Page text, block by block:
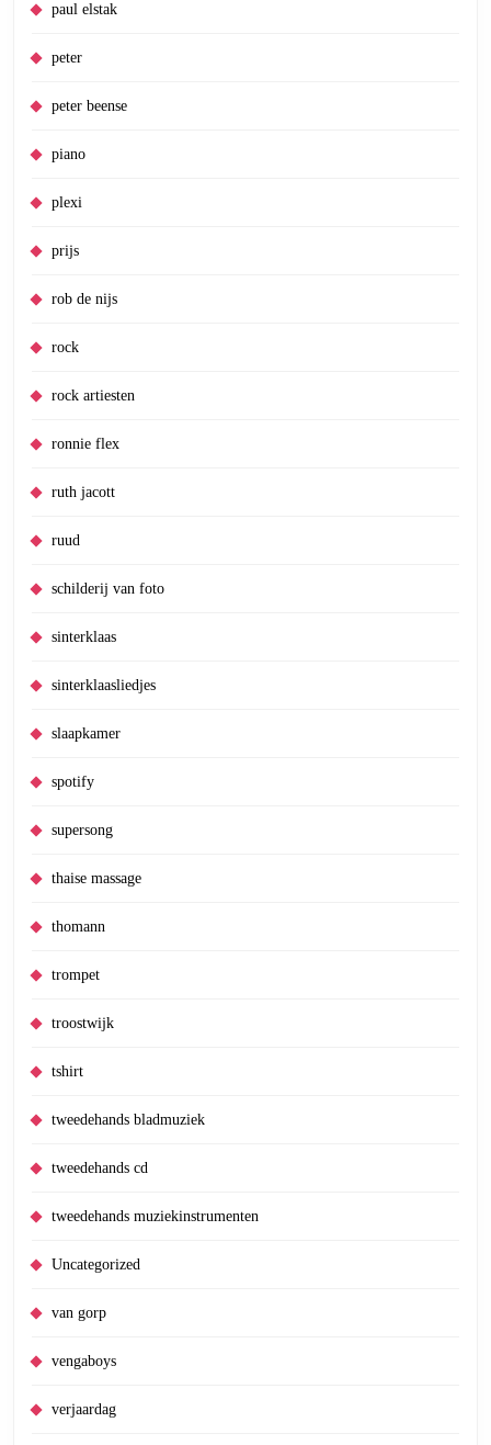
paul elstak
peter
peter beense
piano
plexi
prijs
rob de nijs
rock
rock artiesten
ronnie flex
ruth jacott
ruud
schilderij van foto
sinterklaas
sinterklaasliedjes
slaapkamer
spotify
supersong
thaise massage
thomann
trompet
troostwijk
tshirt
tweedehands bladmuziek
tweedehands cd
tweedehands muziekinstrumenten
Uncategorized
van gorp
vengaboys
verjaardag